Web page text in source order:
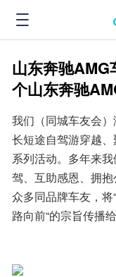
山东奔驰AMG
个山东奔驰
我们（同城车友会
长短途自驾游穿越
系列活动。多年来
驾、互助感恩、拥
众多同品牌车友，
路向前“的宗旨传播